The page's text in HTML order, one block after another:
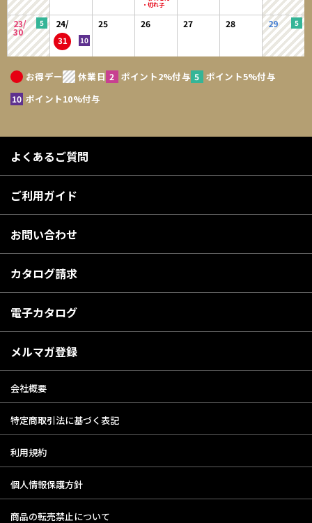
23/
30
24/
31
25 26 27 28 29
お得デー 休業日 ポイント2%付与
ポイント5%付与
ポイント10%付与
よくあるご質問
ご利用ガイド
お問い合わせ
カタログ請求
電子カタログ
メルマガ登録
会社概要
特定商取引法に基づく表記
利用規約
個人情報保護方針
商品の転売禁止について